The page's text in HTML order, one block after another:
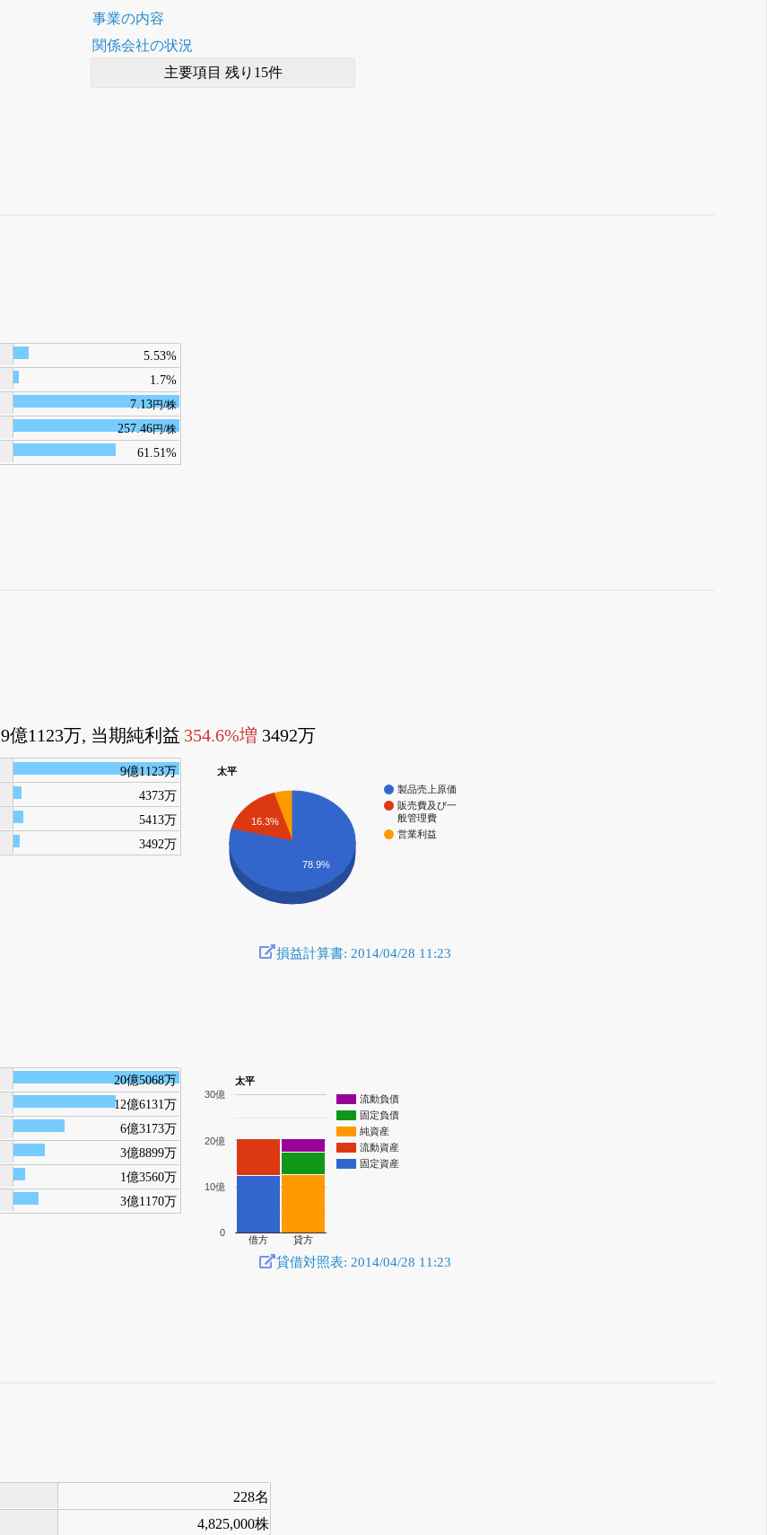
事業の内容
関係会社の状況
主要項目 残り15件
5.53%
1.7%
7.13円/株
257.46円/株
61.51%
9億1123万, 当期純利益 354.6%増 3492万
9億1123万
4373万
5413万
3492万
太平
製品売上原価
販売費及び一
般管理費
営業利益
16.3%
78.9%
損益計算書: 2014/04/28 11:23
20億5068万
12億6131万
6億3173万
3億8899万
1億3560万
3億1170万
太平
流動負債
固定負債
純資産
流動資産
固定資産
借方 貸方
0
10億
20億
30億
貸借対照表: 2014/04/28 11:23
228名
4,825,000株